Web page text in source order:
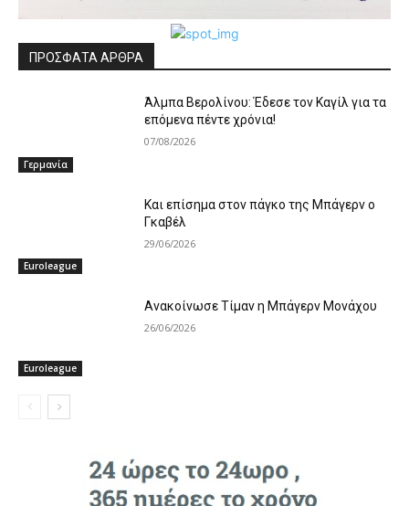
ΠΡΟΣΦΑΤΑ ΑΡΘΡΑ
Γερμανία
Άλμπα Βερολίνου: Έδεσε τον Καγίλ για τα
επόμενα πέντε χρόνια!
07/08/2026
Euroleague
Και επίσημα στον πάγκο της Μπάγερν ο
Γκαβέλ
29/06/2026
Euroleague
Ανακοίνωσε Τίμαν η Μπάγερν Μονάχου
26/06/2026